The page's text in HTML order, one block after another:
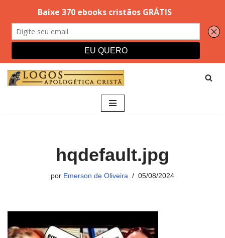
hqdefault.jpg
por Emerson de Oliveira 05/08/2024